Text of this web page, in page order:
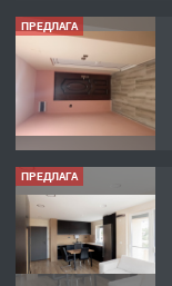
ПРЕДЛАГА
ПРЕДЛАГА